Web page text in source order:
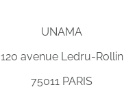
UNAMA
120 avenue Ledru-Rollin
75011 PARIS